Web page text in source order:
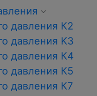
давления К2
давления K3
давления К4
давления К5
давления К7